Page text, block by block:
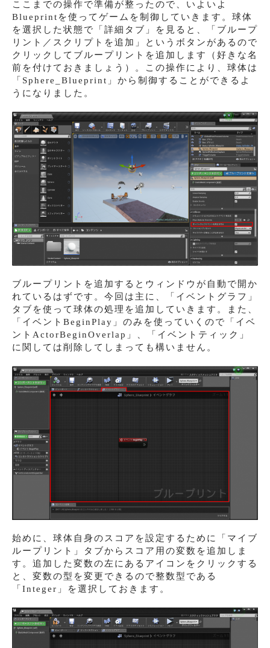
ここまでの操作で準備が整ったので、いよいよ
Blueprintを使ってゲームを制御していきます。球体
を選択した状態で「詳細タブ」を見ると、「ブループ
リント／スクリプトを追加」というボタンがあるので
クリックしてブループリントを追加します（好きな名
前を付けておきましょう）。この操作により、球体は
「Sphere_Blueprint」から制御することができるよ
うになりました。
ブループリントを追加するとウィンドウが自動で開か
れているはずです。今回は主に、「イベントグラフ」
タブを使って球体の処理を追加していきます。また、
「イベントBeginPlay」のみを使っていくので「イベ
ントActorBeginOverlap」、「イベントティック」
に関しては削除してしまっても構いません。
始めに、球体自身のスコアを設定するために「マイブ
ループリント」タブからスコア用の変数を追加しま
す。追加した変数の左にあるアイコンをクリックする
と、変数の型を変更できるので整数型である
「Integer」を選択しておきます。